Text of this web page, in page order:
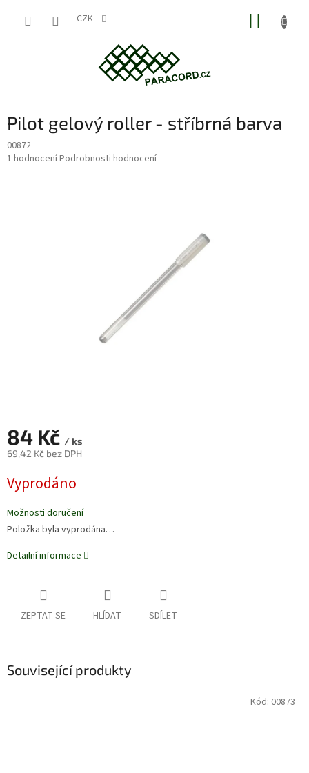
CZK
Pilot gelový roller - stříbrná barva
00872
Průměrné
1 hodnoceníPodrobnosti hodnocení
84 Kč / ks
69,42 Kč bez DPH
cena:
Vyprodáno
Možnosti doručení
Položka byla vyprodána…
Detailní informace
ZEPTAT SE HLÍDAT SDÍLET
Související produkty
Kód: 00873